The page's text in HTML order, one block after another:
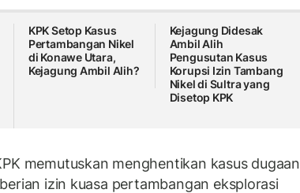
KPK Setop Kasus
Pertambangan Nikel
di Konawe Utara,
Kejagung Ambil Alih?
Kejagung Didesak
Ambil Alih
Pengusutan Kasus
Korupsi Izin Tambang
Nikel di Sultra yang
Disetop KPK
memutuskan menghentikan kasus dugaan
izin kuasa pertambangan eksplorasi